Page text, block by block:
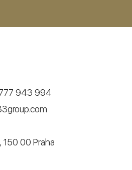
943 994
00 Praha